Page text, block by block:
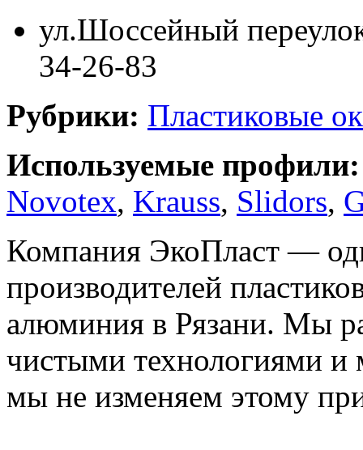
ул.Шоссейный
34-26-83
Рубрики: Пластиковые
Используемые профили:
Novotex, Krauss, Slidors,
Компания ЭкоПласт —
производителей
алюминия в Рязани. Мы
чистыми технологиями и
мы не изменяем этому